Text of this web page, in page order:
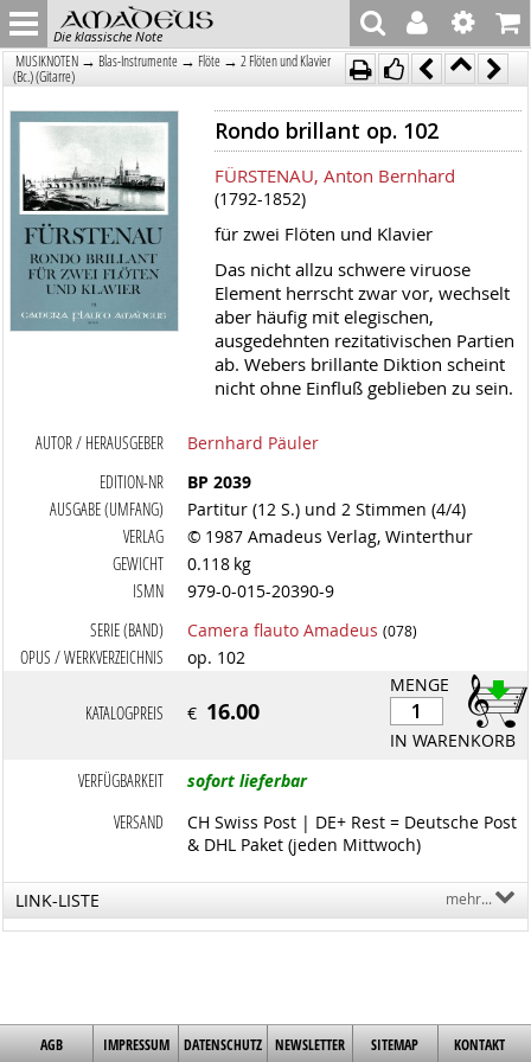
Die klassische Note
MUSIKNOTEN → Blas-Instrumente → Flöte → 2 Flöten und Klavier
(Bc.) (Gitarre)
Rondo brillant op. 102
FÜRSTENAU, Anton Bernhard
(1792-1852)
für zwei Flöten und Klavier
Das nicht allzu schwere viruose
Element herrscht zwar vor, wechselt
aber häufig mit elegischen,
ausgedehnten rezitativischen Partien
ab. Webers brillante Diktion scheint
nicht ohne Einfluß geblieben zu sein.
AUTOR / HERAUSGEBER
Bernhard Päuler
EDITION-NR
BP 2039
AUSGABE (UMFANG)
Partitur (12 S.) und 2 Stimmen (4/4)
VERLAG
© 1987 Amadeus Verlag, Winterthur
GEWICHT
0.118 kg
ISMN
979-0-015-20390-9
SERIE (BAND)
Camera flauto Amadeus (078)
OPUS / WERKVERZEICHNIS
op. 102
MENGE
IN WARENKORB
KATALOGPREIS € 16.00
VERFÜGBARKEIT
sofort lieferbar
VERSAND
CH Swiss Post | DE+ Rest = Deutsche Post
& DHL Paket (jeden Mittwoch)
LINK-LISTE mehr...
AGB IMPRESSUM DATENSCHUTZ NEWSLETTER SITEMAP KONTAKT